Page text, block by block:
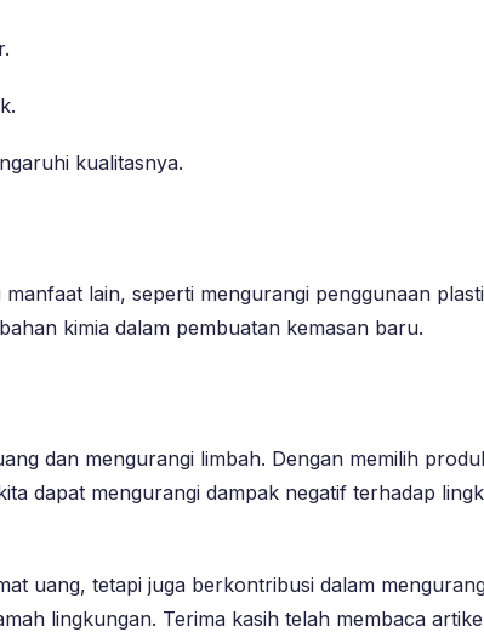
kualitasnya.
lain, seperti mengurangi penggunaan
kimia dalam pembuatan kemasan baru.
dan mengurangi limbah. Dengan memilih
dapat mengurangi dampak negatif terhadap
uang, tetapi juga berkontribusi dalam
lingkungan. Terima kasih telah membaca